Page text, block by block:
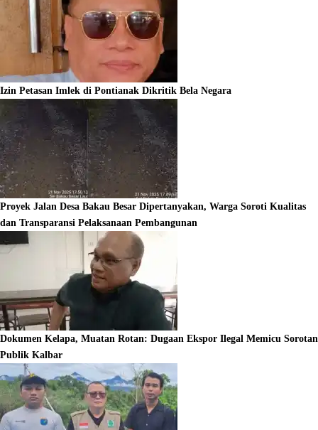
Izin Petasan Imlek di Pontianak Dikritik Bela Negara
Proyek Jalan Desa Bakau Besar Dipertanyakan, Warga Soroti Kualitas
dan Transparansi Pelaksanaan Pembangunan
Dokumen Kelapa, Muatan Rotan: Dugaan Ekspor Ilegal Memicu Sorotan
Publik Kalbar